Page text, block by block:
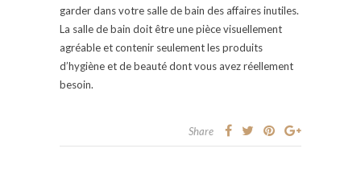
garder dans votre salle de bain des affaires inutiles.
La salle de bain doit être une pièce visuellement
agréable et contenir seulement les produits
d’hygiène et de beauté dont vous avez réellement
besoin.
Share